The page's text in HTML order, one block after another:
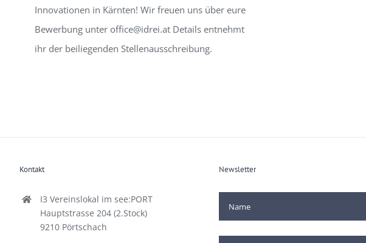
Innovationen in Kärnten! Wir freuen uns über eure
Bewerbung unter office@idrei.at Details entnehmt
ihr der beiliegenden Stellenausschreibung.
Kontakt
I3 Vereinslokal im see:PORT
Hauptstrasse 204 (2.Stock)
9210 Pörtschach
Newsletter